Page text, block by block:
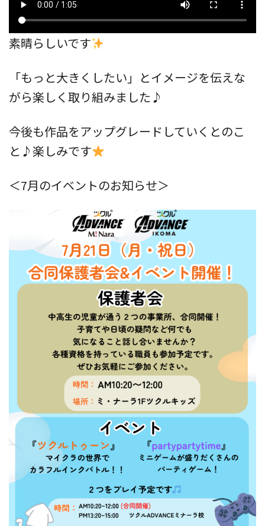
素晴らしいです
「もっと大きくしたい」とイメージを伝えな
がら楽しく取り組みました♪
今後も作品をアップグレードしていくとのこ
と♪楽しみです
＜7月のイベントのお知らせ＞